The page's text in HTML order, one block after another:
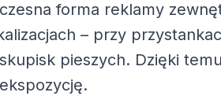
forma reklamy
– przy
pieszych. Dzięki